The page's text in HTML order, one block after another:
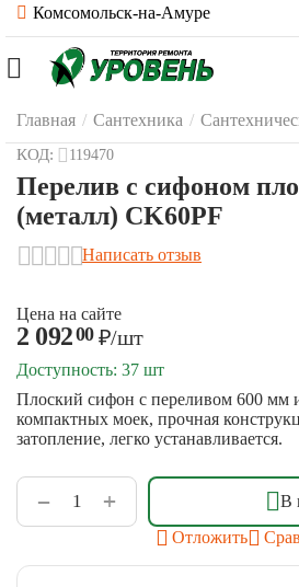
Комсомольск-на-Амуре
Главная / Сантехника /
КОД: 119470
Перелив с сифоном
(металл) CK60PF
Написать отзыв
Цена на сайте
2 09200 ₽/шт
Доступность: 37 шт
Плоский сифон с переливом 600 мм
компактных моек, прочная
затопление, легко устанавливается.
+
−
В
Отложить